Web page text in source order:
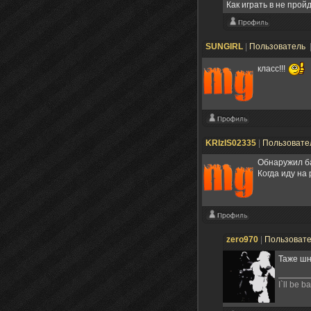
Как играть в не
SUNGIRL Пользователь
класс!!!
KRIzIS02335
Обнаружил
Когда иду
zero970
Таже
I`ll be